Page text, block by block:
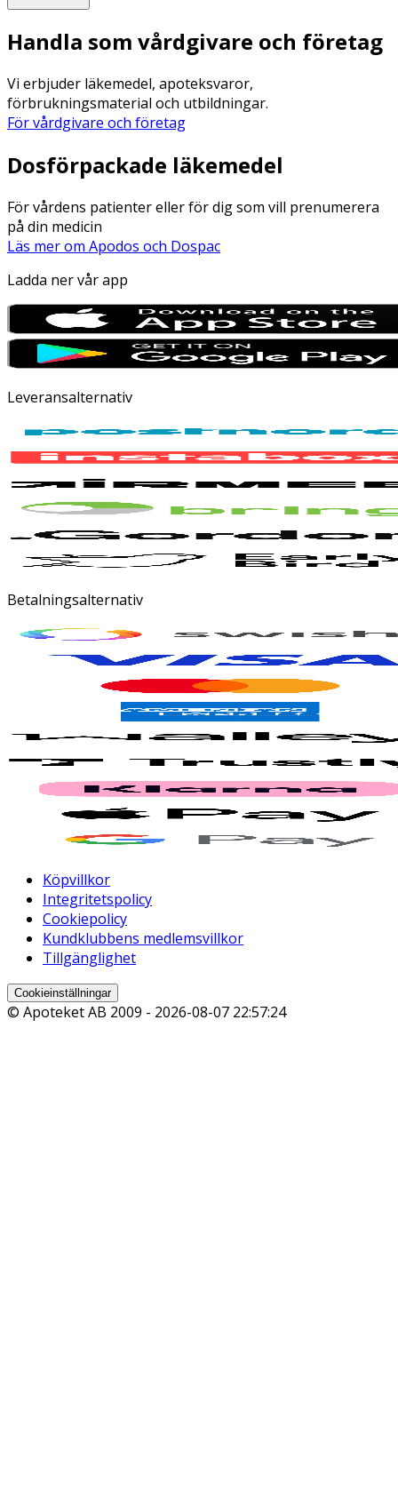
Handla som vårdgivare och företag
Vi erbjuder läkemedel, apoteksvaror,
förbrukningsmaterial och utbildningar.
För vårdgivare och företag
Dosförpackade läkemedel
För vårdens patienter eller för dig som vill prenumerera
på din medicin
Läs mer om Apodos och Dospac
Ladda ner vår app
Leveransalternativ
Betalningsalternativ
Köpvillkor
Integritetspolicy
Cookiepolicy
Kundklubbens medlemsvillkor
Tillgänglighet
Cookieinställningar
© Apoteket AB 2009 - 2026-08-07 22:57:24